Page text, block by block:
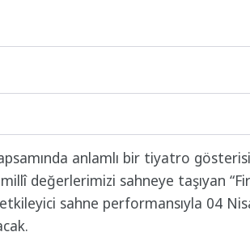
anlamlı bir tiyatro
değerlerimizi sahneye taşıyan
sahne performansıyla 04